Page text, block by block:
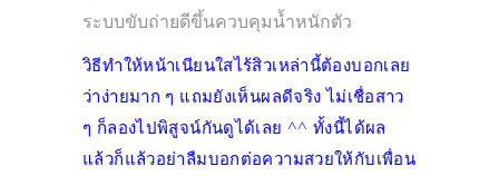
ระบบขับถ่ายดีขึ้นควบคุมน้ำหนักตัว
วิธีทําให้หน้าเนียนใสไร้สิวเหล่านี้ต้องบอกเลย
ว่าง่ายมาก ๆ แถมยังเห็นผลดีจริง ไม่เชื่อสาว
ๆ ก็ลองไปพิสูจน์กันดูได้เลย ^^ ทั้งนี้ได้ผล
แล้วก็แล้วอย่าลืมบอกต่อความสวยให้กับเพื่อน